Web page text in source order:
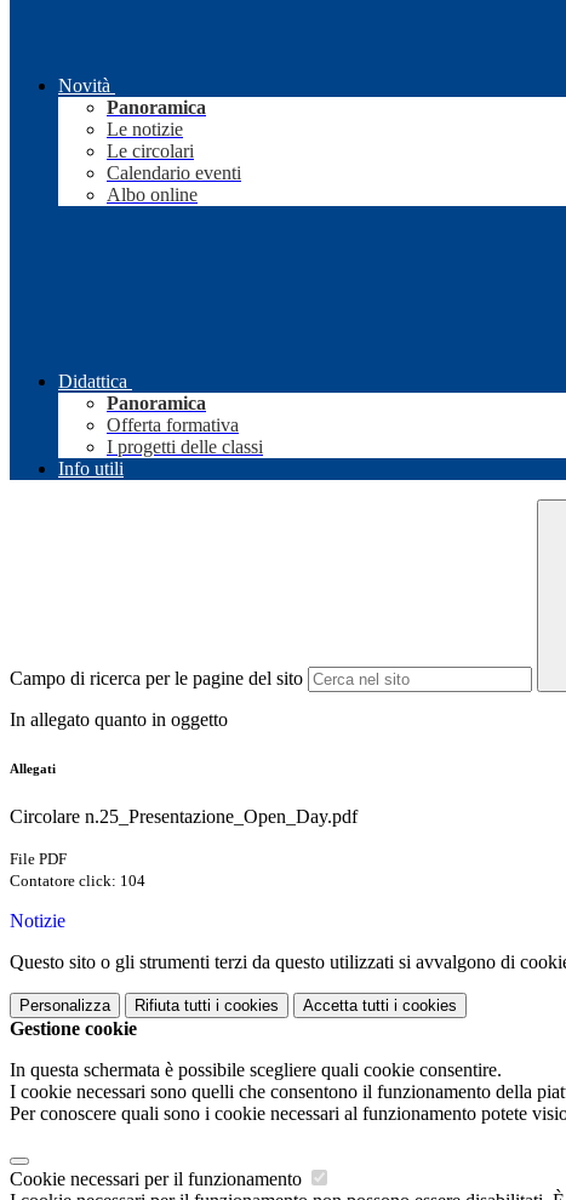
Novità
Panoramica
Le notizie
Le circolari
Calendario eventi
Albo online
Didattica
Panoramica
Offerta formativa
I progetti delle classi
Info utili
Campo di ricerca per le pagine del sito
In allegato quanto in oggetto
Allegati
Circolare n.25_Presentazione_Open_Day.pdf
File PDF
Contatore click: 104
Notizie
Questo sito o gli strumenti terzi da questo utilizzati si avvalgono di
Personalizza Rifiuta tutti i cookies Accetta tutti i cookies
Gestione cookie
In questa schermata è possibile scegliere quali cookie consentire.
I cookie necessari sono quelli che consentono il funzionamento della
Per conoscere quali sono i cookie necessari al funzionamento potete
Cookie necessari per il funzionamento